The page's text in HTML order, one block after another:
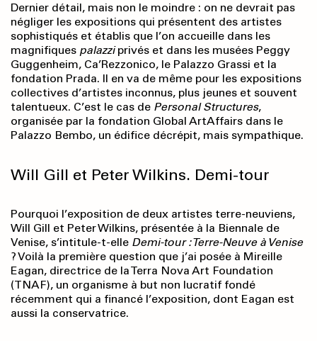
Dernier détail, mais non le moindre : on ne devrait pas
négliger les expositions qui présentent des artistes
sophistiqués et établis que l’on accueille dans les
magnifiques palazziprivés et dans les musées Peggy
Guggenheim, Ca’Rezzonico, le Palazzo Grassi et la
fondation Prada. Il en va de même pour les expositions
collectives d’artistes inconnus, plus jeunes et souvent
talentueux. C’est le cas de Personal Structures,
organisée par la fondation Global ArtAffairs dans le
Palazzo Bembo, un édifice décrépit, mais sympathique.
Will Gill et Peter Wilkins. Demi-tour
Pourquoi l’exposition de deux artistes terre-neuviens,
Will Gill et Peter Wilkins, présentée à la Biennale de
Venise, s’intitule-t-elle Demi-tour : Terre-Neuve à Venise
? Voilà la première question que j’ai posée à Mireille
Eagan, directrice de la Terra Nova Art Foundation
(TNAF), un organisme à but non lucratif fondé
récemment qui a financé l’exposition, dont Eagan est
aussi la conservatrice.